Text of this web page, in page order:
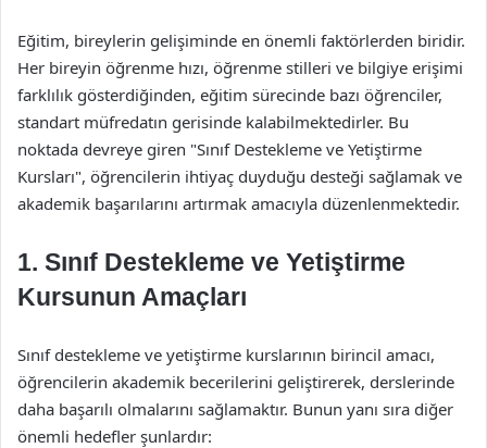
Eğitim, bireylerin gelişiminde en önemli faktörlerden biridir.
Her bireyin öğrenme hızı, öğrenme stilleri ve bilgiye erişimi
farklılık gösterdiğinden, eğitim sürecinde bazı öğrenciler,
standart müfredatın gerisinde kalabilmektedirler. Bu
noktada devreye giren "Sınıf Destekleme ve Yetiştirme
Kursları", öğrencilerin ihtiyaç duyduğu desteği sağlamak ve
akademik başarılarını artırmak amacıyla düzenlenmektedir.
1. Sınıf Destekleme ve Yetiştirme
Kursunun Amaçları
Sınıf destekleme ve yetiştirme kurslarının birincil amacı,
öğrencilerin akademik becerilerini geliştirerek, derslerinde
daha başarılı olmalarını sağlamaktır. Bunun yanı sıra diğer
önemli hedefler şunlardır: